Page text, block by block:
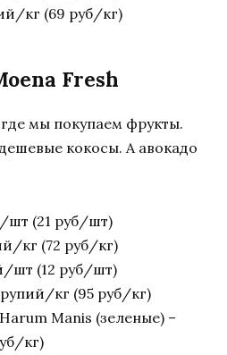
кг (69 руб/кг)
Fresh
мы покупаем фрукты.
кокосы. А авокадо
шт (21 руб/шт)
кг (72 руб/кг)
шт (12 руб/шт)
кг (95 руб/кг)
Manis (зеленые) –
кг)